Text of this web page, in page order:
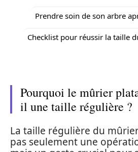
Prendre soin de son arbre
Checklist pour réussir la taille
Pourquoi le mûrier
il une taille régulière ?
La taille régulière du
pas seulement une